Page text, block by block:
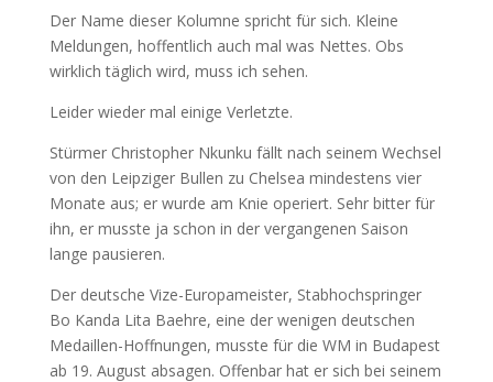
Der Name dieser Kolumne spricht für sich. Kleine
Meldungen, hoffentlich auch mal was Nettes. Obs
wirklich täglich wird, muss ich sehen.
Leider wieder mal einige Verletzte.
Stürmer Christopher Nkunku fällt nach seinem Wechsel
von den Leipziger Bullen zu Chelsea mindestens vier
Monate aus; er wurde am Knie operiert. Sehr bitter für
ihn, er musste ja schon in der vergangenen Saison
lange pausieren.
Der deutsche Vize-Europameister, Stabhochspringer
Bo Kanda Lita Baehre, eine der wenigen deutschen
Medaillen-Hoffnungen, musste für die WM in Budapest
ab 19. August absagen. Offenbar hat er sich bei seinem